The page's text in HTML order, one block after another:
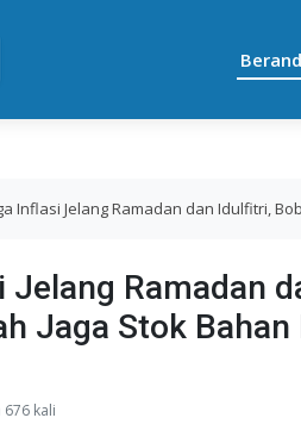
Inflasi Jelang Ramadan dan Idulfitri,
Jelang Ramadan
Jaga Stok Bahan
676 kali